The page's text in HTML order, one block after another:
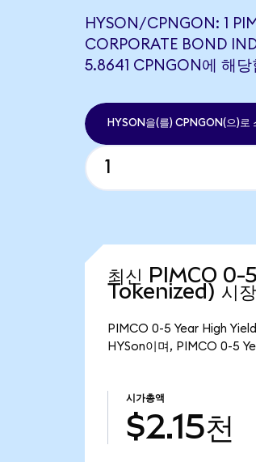
HYSON/CPNGON: 1
CORPORATE BOND
5.8641 CPNGON에 해당
HYSON을(를) CPNGON(으)로
최신 PIMCO
Tokenized) 시
PIMCO 0-5 Year High
HYSon이며, PIMCO 0-5
시가총액
$2.15천